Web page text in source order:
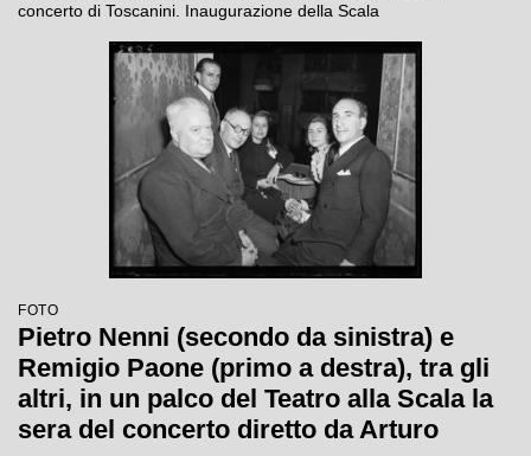
concerto di Toscanini. Inaugurazione della Scala
FOTO
Pietro Nenni (secondo da sinistra) e
Remigio Paone (primo a destra), tra gli
altri, in un palco del Teatro alla Scala la
sera del concerto diretto da Arturo